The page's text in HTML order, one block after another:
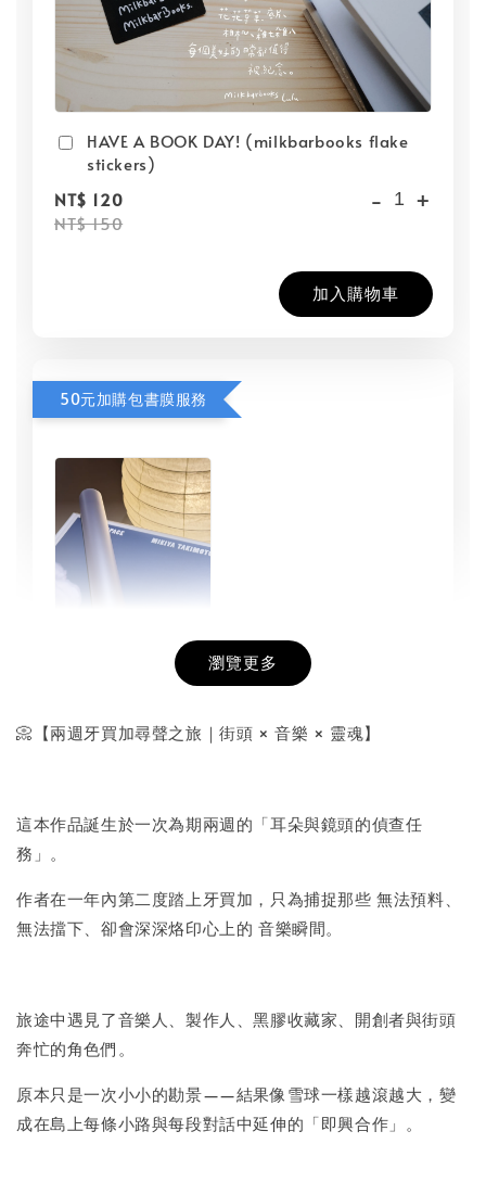
HAVE A BOOK DAY! (milkbarbooks flake
stickers)
NT$ 120
NT$ 150
- +
加入購物車
50元加購包書膜服務
NT$ 50
- +
加入購物車
瀏覽更多
📀【兩週牙買加尋聲之旅｜街頭 × 音樂 × 靈魂】
這本作品誕生於一次為期兩週的「耳朵與鏡頭的偵查任
務」。
作者在一年內第二度踏上牙買加，只為捕捉那些 無法預料、
無法擋下、卻會深深烙印心上的 音樂瞬間。
旅途中遇見了音樂人、製作人、黑膠收藏家、開創者與街頭
奔忙的角色們。
原本只是一次小小的勘景——結果像雪球一樣越滾越大，變
成在島上每條小路與每段對話中延伸的「即興合作」。